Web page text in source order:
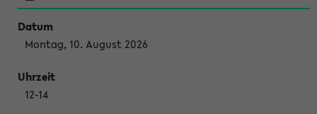
Montag, 10. August 2026
12-14